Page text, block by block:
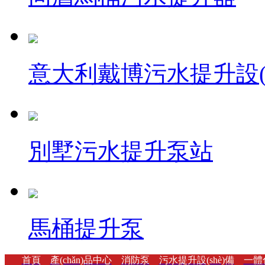
意大利戴博污水提升設
別墅污水提升泵站
馬桶提升泵
首頁 產(chǎn)品中心 消防泵 污水提升設(shè)備 一體